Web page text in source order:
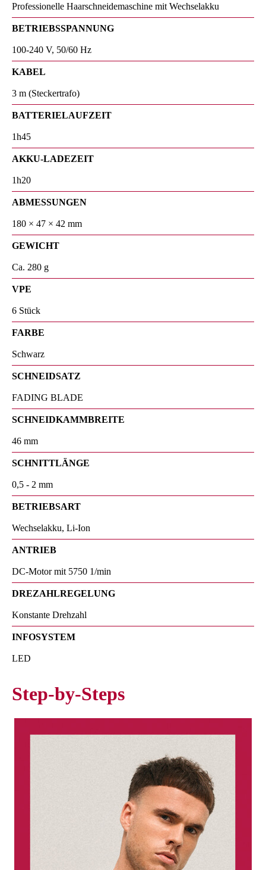
Professionelle Haarschneidemaschine mit Wechselakku
BETRIEBSSPANNUNG
100-240 V, 50/60 Hz
KABEL
3 m (Steckertrafo)
BATTERIELAUFZEIT
1h45
AKKU-LADEZEIT
1h20
ABMESSUNGEN
180 × 47 × 42 mm
GEWICHT
Ca. 280 g
VPE
6 Stück
FARBE
Schwarz
SCHNEIDSATZ
FADING BLADE
SCHNEIDKAMMBREITE
46 mm
SCHNITTLÄNGE
0,5 - 2 mm
BETRIEBSART
Wechselakku, Li-Ion
ANTRIEB
DC-Motor mit 5750 1/min
DREZAHLREGELUNG
Konstante Drehzahl
INFOSYSTEM
LED
Step-by-Steps